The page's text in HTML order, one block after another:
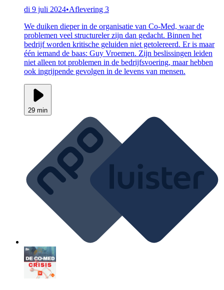
di 9 juli 2024•Aflevering 3
We duiken dieper in de organisatie van Co-Med, waar de
problemen veel structureler zijn dan gedacht. Binnen het
bedrijf worden kritische geluiden niet getolereerd. Er is maar
één iemand de baas: Guy Vroemen. Zijn beslissingen leiden
niet alleen tot problemen in de bedrijfsvoering, maar hebben
ook ingrijpende gevolgen in de levens van mensen.
29 min